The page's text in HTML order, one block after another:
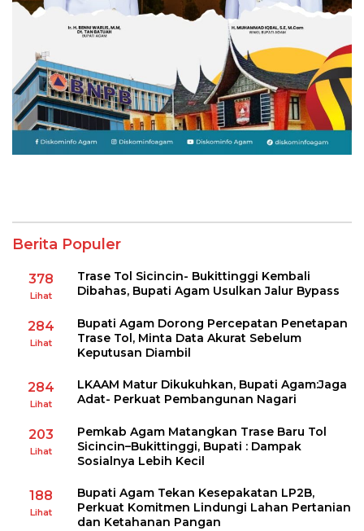
Berita Populer
378
Lihat
Trase Tol Sicincin- Bukittinggi Kembali
Dibahas, Bupati Agam Usulkan Jalur Bypass
284
Lihat
Bupati Agam Dorong Percepatan Penetapan
Trase Tol, Minta Data Akurat Sebelum
Keputusan Diambil
284
Lihat
LKAAM Matur Dikukuhkan, Bupati Agam:Jaga
Adat- Perkuat Pembangunan Nagari
203
Lihat
Pemkab Agam Matangkan Trase Baru Tol
Sicincin–Bukittinggi, Bupati : Dampak
Sosialnya Lebih Kecil
188
Lihat
Bupati Agam Tekan Kesepakatan LP2B,
Perkuat Komitmen Lindungi Lahan Pertanian
dan Ketahanan Pangan